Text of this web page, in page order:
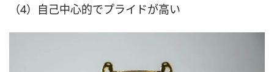
（4）自己中心的でプライドが高い